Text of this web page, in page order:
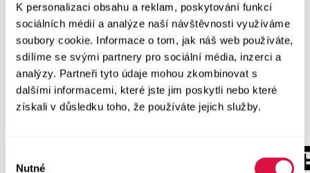
K personalizaci obsahu a reklam, poskytování funkcí
sociálních médií a analýze naší návštěvnosti využíváme
soubory cookie. Informace o tom, jak náš web používáte,
sdílíme se svými partnery pro sociální média, inzerci a
analýzy. Partneři tyto údaje mohou zkombinovat s
dalšími informacemi, které jste jim poskytli nebo které
získali v důsledku toho, že používáte jejich služby.
Nutné